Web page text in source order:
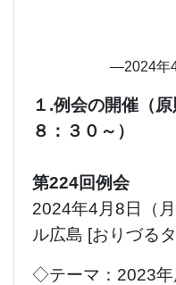
―2024年
１.例会の開催（
８：３０～）
第224回例会
2024年4月8日（
ル広島 [おりづる
◇テーマ：2023